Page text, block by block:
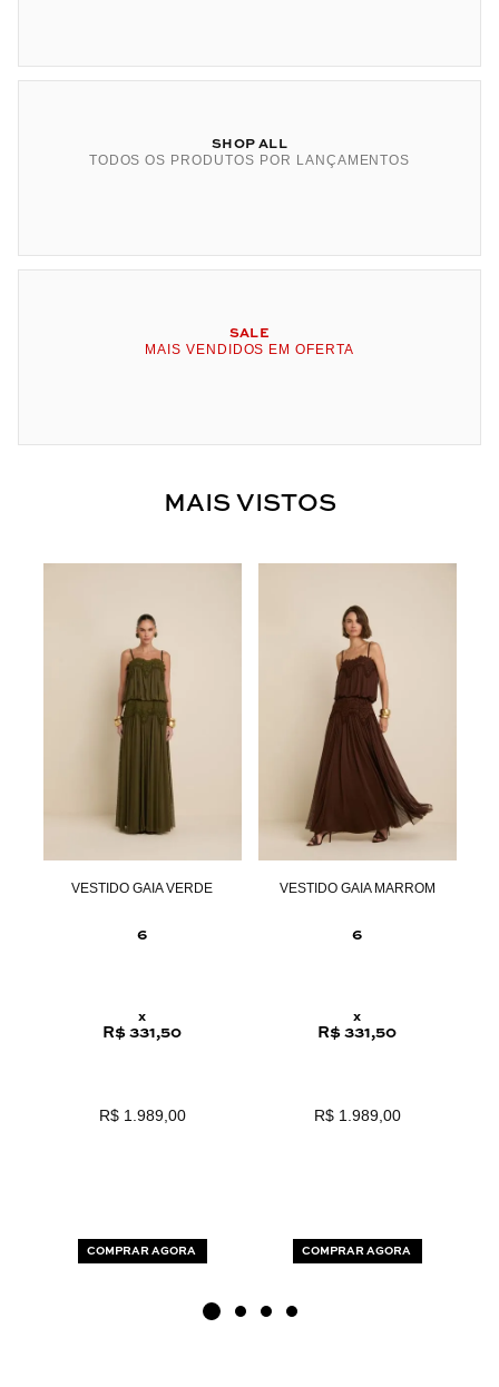
SHOP ALL
TODOS OS PRODUTOS POR LANÇAMENTOS
SALE
MAIS VENDIDOS EM OFERTA
MAIS VISTOS
VESTIDO GAIA VERDE
6
x
R$ 331,50
R$ 1.989,00
COMPRAR AGORA
VESTIDO GAIA MARROM
6
x
R$ 331,50
R$ 1.989,00
COMPRAR AGORA